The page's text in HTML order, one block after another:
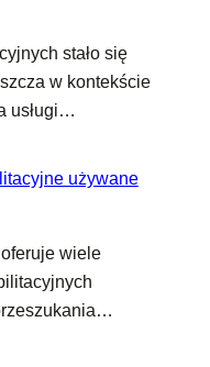
stało się
w kontekście
usługi…
używane
wiele